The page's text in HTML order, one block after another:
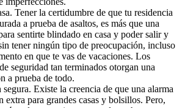
Tener la certidumbre de que tu residencia
a prueba de asaltos, es más que una
sentirte blindado en casa y poder salir y
tener ningún tipo de preocupación, incluso
en que te vas de vacaciones. Los
seguridad tan terminados otorgan una
a prueba de todo.
Existe la creencia de que una alarma
extra para grandes casas y bolsillos. Pero,